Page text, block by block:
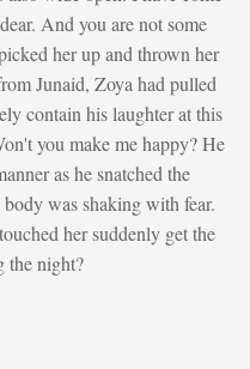
And you are not some
her up and thrown her
Junaid, Zoya had pulled
contain his laughter at this
you make me happy? He
as he snatched the
was shaking with fear.
her suddenly get the
the night?